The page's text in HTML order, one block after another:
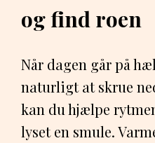
og find roen
Når dagen går på
naturligt at skrue
kan du hjælpe
lyset en smule.